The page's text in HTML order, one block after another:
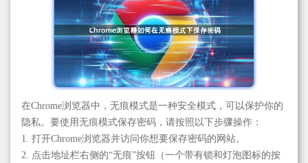
在Chrome浏览器中，无痕模式是一种安全模式，可以保护你的
隐私。要使用无痕模式保存密码，请按照以下步骤操作：
1. 打开Chrome浏览器并访问你想要保存密码的网站。
2. 点击地址栏右侧的“无痕”按钮（一个带有锁和灯泡图标的按